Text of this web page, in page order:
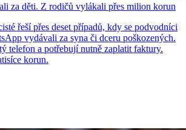
za děti. Z rodičů vylákali přes milion korun
řeší přes deset případů, kdy se podvodníci
vydávali za syna či dceru poškozených.
telefon a potřebují nutně zaplatit faktury.
korun.